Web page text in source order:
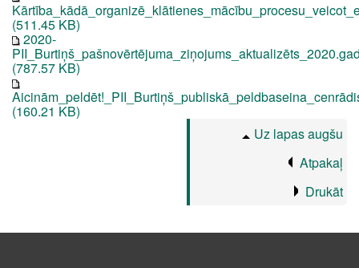
(511.45 KB)
2020-
(787.57 KB)
(160.21 KB)
Uz lapas augšu
Atpakaļ
Drukāt